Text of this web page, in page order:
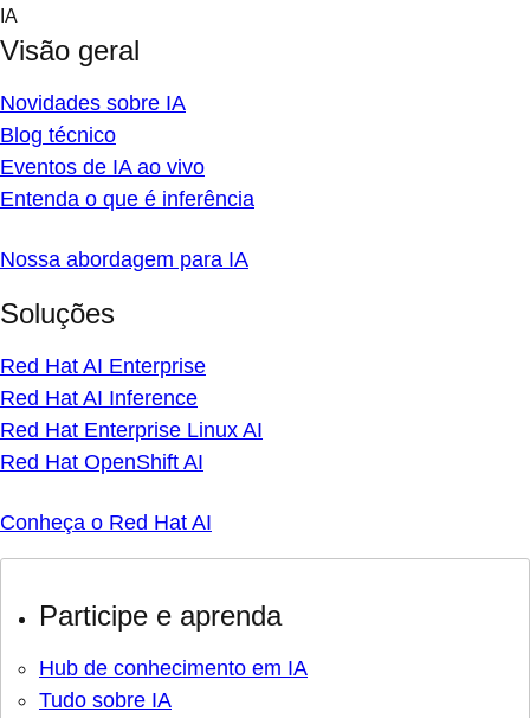
Skip
content
IA
Visão geral
Novidades sobre IA
Blog técnico
Eventos de IA ao vivo
Entenda o que é inferência
Nossa abordagem para IA
Soluções
Red Hat AI Enterprise
Red Hat AI Inference
Red Hat Enterprise Linux AI
Red Hat OpenShift AI
Conheça o Red Hat AI
Participe e aprenda
Hub de conhecimento em IA
Tudo sobre IA